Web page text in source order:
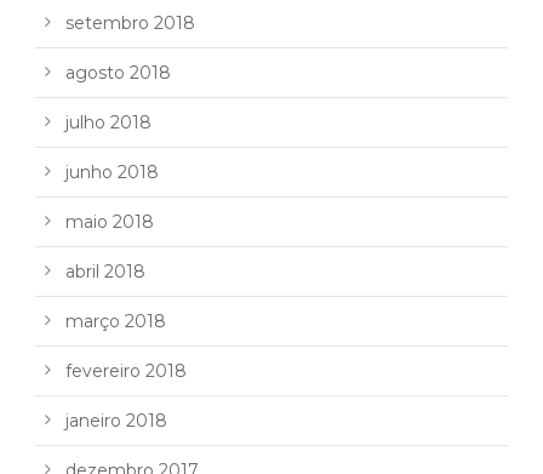
setembro 2018
agosto 2018
julho 2018
junho 2018
maio 2018
abril 2018
março 2018
fevereiro 2018
janeiro 2018